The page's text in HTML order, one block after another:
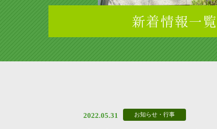
新着情報一覧
2022.05.31 お知らせ・行事